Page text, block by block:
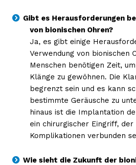
Gibt es Herausforderungen
von bionischen Ohren?
Ja, es gibt einige
Verwendung von bionischen
Menschen benötigen Zeit,
Klänge zu gewöhnen. Die
begrenzt sein und es kann
bestimmte Geräusche zu
hinaus ist die Implantation
ein chirurgischer Eingriff, der
Komplikationen verbunden
Wie sieht die Zukunft der